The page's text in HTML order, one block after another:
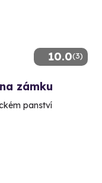
10.0(3)
zámku
panství